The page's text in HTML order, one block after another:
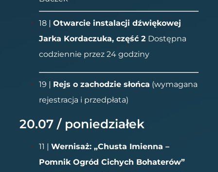
18 | Otwarcie instalacji dźwiękowej
Jarka Kordaczuka, część 2 Dostępna
codziennie przez 24 godziny
19 | Rejs o zachodzie słońca (wymagana
rejestracja i przedpłata)
20.07 / poniedziałek
11 | Wernisaż: „Chusta Imienna –
Pomnik Ogród Cichych Bohaterów”